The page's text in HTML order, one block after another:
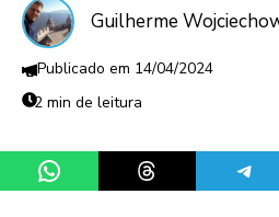
Guilherme
14/04/2024
2 min de leitura
Share on WhatsAppShare on Threads